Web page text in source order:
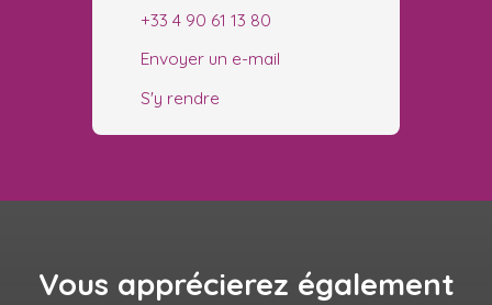
+33 4 90 61 13 80
Envoyer un e-mail
S'y rendre
Vous apprécierez également